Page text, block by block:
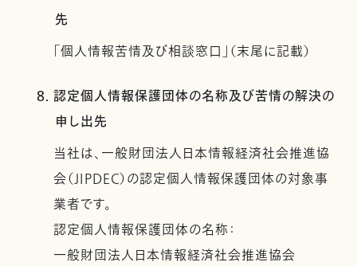
先
「個人情報苦情及び相談窓口」（末尾に記載）
8. 認定個人情報保護団体の名称及び苦情の解決の
申し出先
当社は、一般財団法人日本情報経済社会推進協
会（JIPDEC）の認定個人情報保護団体の対象事
業者です。
認定個人情報保護団体の名称：
一般財団法人日本情報経済社会推進協会